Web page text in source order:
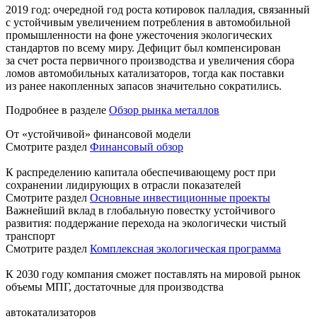
2019 год: очередной год роста котировок палладия, связанный
с устойчивым увеличением потребления в автомобильной
промышленности на фоне ужесточения экологических
стандартов по всему миру. Дефицит был компенсирован
за счет роста первичного производства и увеличения сбора
ломов автомобильных катализаторов, тогда как поставки
из ранее накопленных запасов значительно сократились.
Подробнее в разделе Обзор рынка металлов
От «устойчивой» финансовой модели
Смотрите раздел Финансовый обзор
К распределению капитала обеспечивающему рост при
сохранении лидирующих в отрасли показателей
Смотрите раздел Основные инвестиционные проекты
Важнейший вклад в глобальную повестку устойчивого
развития: поддержание перехода на экологически чистый
транспорт
Смотрите раздел Комплексная экологическая программа
К 2030 году компания сможет поставлять на мировой рынок
объемы МПГ, достаточные для производства
автокатализаторов